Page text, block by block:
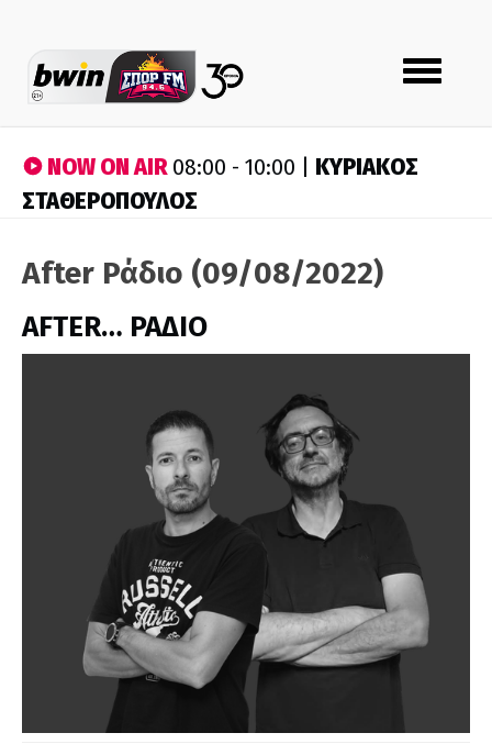
Toggle
navigation
NOW ON AIR08:00 - 10:00 | ΚΥΡΙΑΚΟΣ
ΣΤΑΘΕΡΟΠΟΥΛΟΣ
After Ράδιο (09/08/2022)
AFTER… ΡΑΔΙΟ